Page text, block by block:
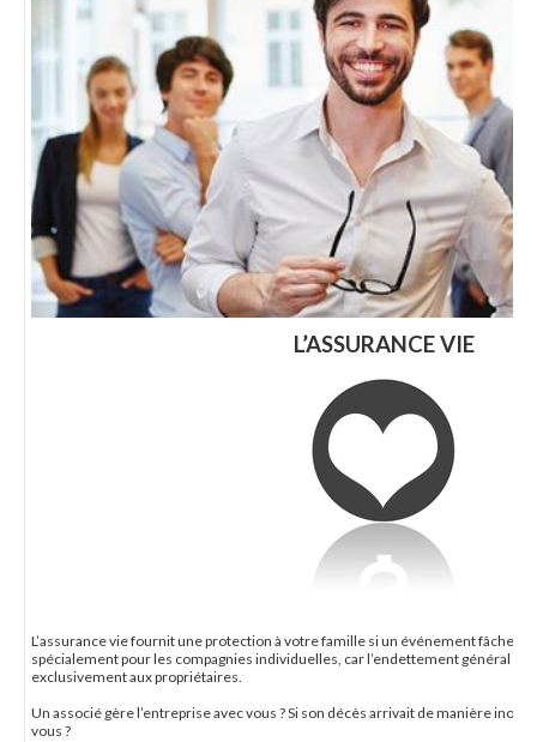
L’ASSURANCE VIE
L’assurance vie fournit une protection à votre famille si un événement fâcheux
spécialement pour les compagnies individuelles, car l’endettement général de
exclusivement aux propriétaires.
Un associé gère l’entreprise avec vous ? Si son décès arrivait de manière
vous ?